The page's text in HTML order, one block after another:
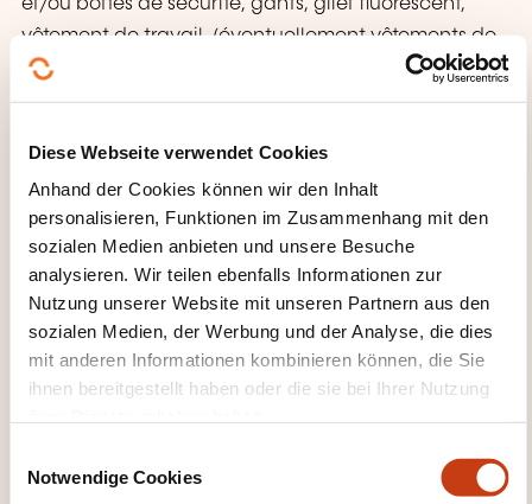
Diese Webseite verwendet Cookies
Anhand der Cookies können wir den Inhalt
personalisieren, Funktionen im Zusammenhang mit den
sozialen Medien anbieten und unsere Besuche
analysieren. Wir teilen ebenfalls Informationen zur
Nutzung unserer Website mit unseren Partnern aus den
sozialen Medien, der Werbung und der Analyse, die dies
mit anderen Informationen kombinieren können, die Sie
ihnen bereitgestellt haben oder die sie bei Ihrer Nutzung
Notwendige Cookies
et/ou bottes de sécurité, gants, gilet fluorescent,
vêtement de travail, (éventuellement vêtements de
pluie suivant la météo)
Le candidat doit obtenir un score de 70% de bonnes
réponses dans l’évaluation théorique et dans
l’évaluation pratique.
Chaque candidat recevra une attestation de
formation après la réussite des évaluations.
un recyclage périodique pour la formation
échafaudage est exigé tous les 5 ans